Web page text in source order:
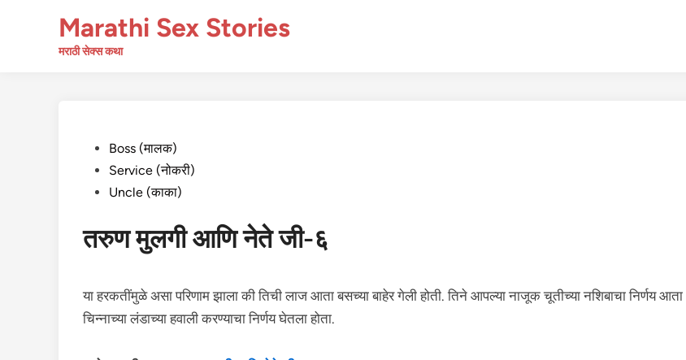
Marathi Sex Stories
मराठी सेक्स कथा
PostedBoss (मालक)
Service (नोकरी)
Uncle (काका)
तरुण मुलगी आणि नेते जी-६
या हरकतींमुळे असा परिणाम झाला की तिची लाज आता बसच्या बाहेर गेली होती. तिने आपल्या नाजूक चूतीच्या नशिबाचा निर्णय आता
चिन्नाच्या लंडाच्या हवाली करण्याचा निर्णय घेतला होता.